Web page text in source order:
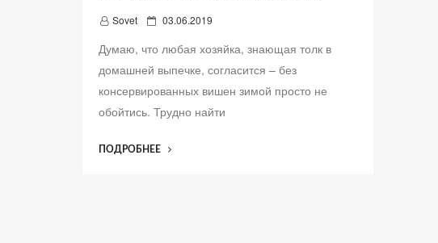
Sovet
Д
б
а
в
л
н
03.06.2019
Думаю, что любая хозяйка, знающая толк в
домашней выпечке, согласится – без
консервированных вишен зимой просто не
обойтись. Трудно найти
ПОДРОБНЕЕ
“ВИШНЯ